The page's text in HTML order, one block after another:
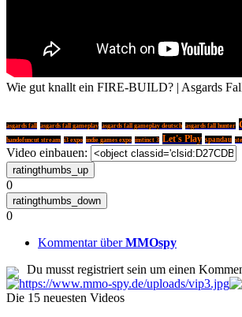
Wie gut knallt ein FIRE-BUILD? | Asgards
asgards fall asgards fall gameplay asgards fall gameplay deutsch asgards fall hunter
handofuncut stream i3 expo indie games expo instinct 3 Let's Play spandau
Video einbauen:
0
0
Kommentar überMMOspy
Du musst registriert sein um einen
Die 15 neuesten Videos